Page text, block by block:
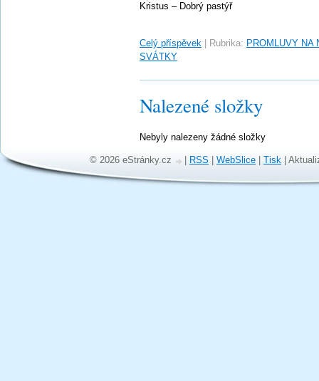
Kristus – Dobrý pastýř
Celý příspěvek Rubrika: PROMLUVY NA
SVÁTKY
Nalezené složky
Nebyly nalezeny žádné složky
© 2026 eStránky.cz RSS WebSlice Tisk